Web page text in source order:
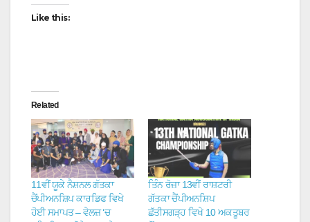
Like this:
Related
11ਵੀਂ ਯੂਕੇ ਨੈਸ਼ਨਲ ਗੱਤਕਾ
ਚੈਂਪੀਅਨਸ਼ਿਪ ਕਾਰਡਿਫ ਵਿਖੇ
ਹੋਈ ਸਮਾਪਤ – ਵੇਲਜ਼ ‘ਚ
ਤਿੰਨ ਰੋਜ਼ਾ 13ਵੀਂ ਰਾਸ਼ਟਰੀ
ਗੱਤਕਾ ਚੈਂਪੀਅਨਸ਼ਿਪ
ਛੱਤੀਸਗੜ੍ਹ ਵਿਖੇ 10 ਅਕਤੂਬਰ